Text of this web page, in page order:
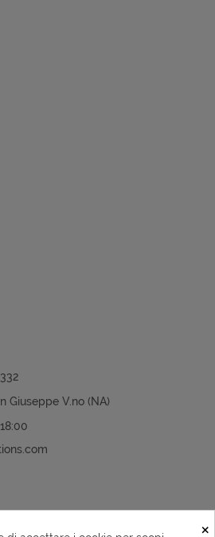
Giuseppe V.no (NA)
×